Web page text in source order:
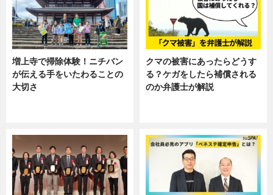
増上寺で掃除体験！ニチバン
が伝える手をいたわることの
大切さ
クマの被害にあったらどうす
る？ケガをしたら補償される
のか弁護士が解説